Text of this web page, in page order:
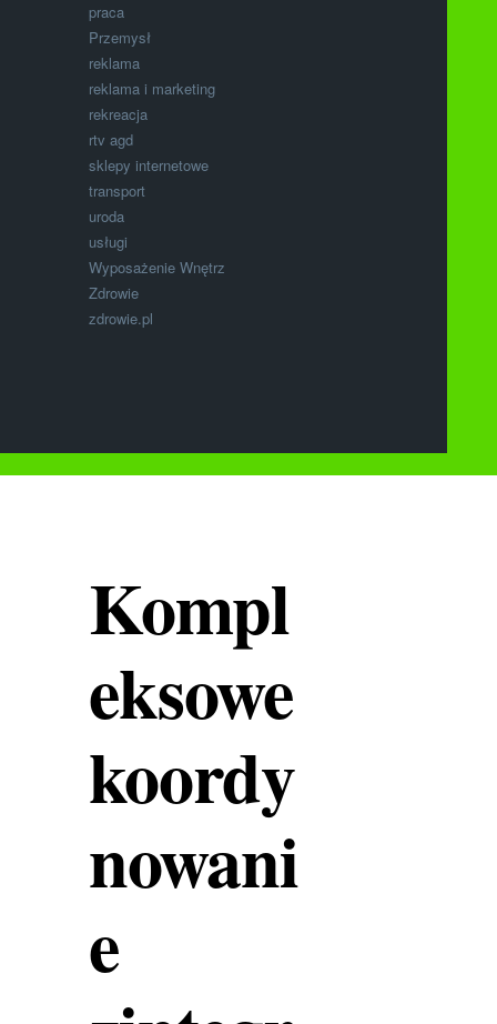
praca
Przemysł
reklama
reklama i marketing
rekreacja
rtv agd
sklepy internetowe
transport
uroda
usługi
Wyposażenie Wnętrz
Zdrowie
zdrowie.pl
Kompl
eksowe
koordy
nowani
e